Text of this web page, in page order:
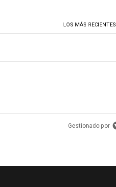
LOS MÁS RECIENTES
Gestionado por